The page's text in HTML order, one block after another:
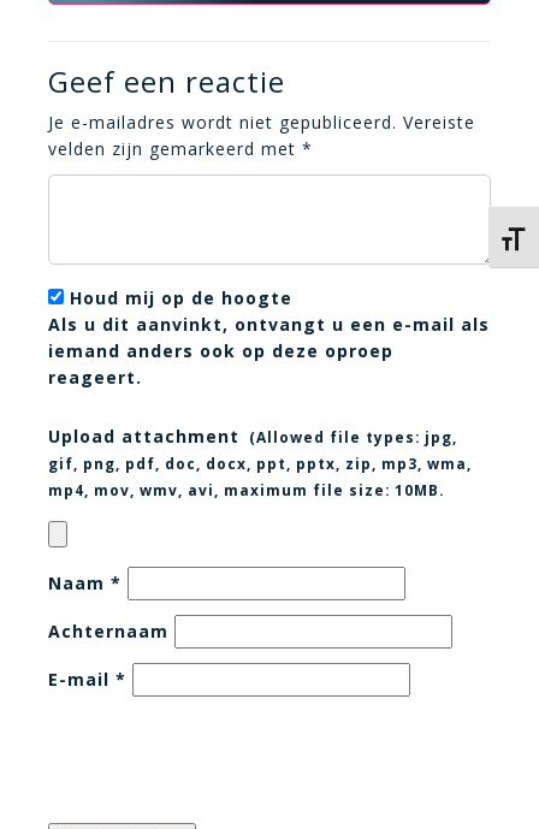
Geef een reactie
Je e-mailadres wordt niet gepubliceerd. Vereiste
velden zijn gemarkeerd met *
Houd mij op de hoogte
Als u dit aanvinkt, ontvangt u een e-mail als
iemand anders ook op deze oproep
reageert.
Upload attachment (Allowed file types: jpg,
gif, png, pdf, doc, docx, ppt, pptx, zip, mp3, wma,
mp4, mov, wmv, avi
, maximum file size: 10MB.
Naam *
Achternaam
E-mail *